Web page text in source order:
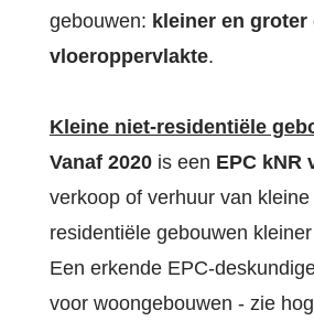
gebouwen: kleiner en groter
vloeroppervlakte.
Kleine niet-residentiële
Vanaf 2020is een EPC kNR
verkoop of verhuur van kleine
residentiële gebouwen
Een erkende EPC-
voor woongebouwen - zie